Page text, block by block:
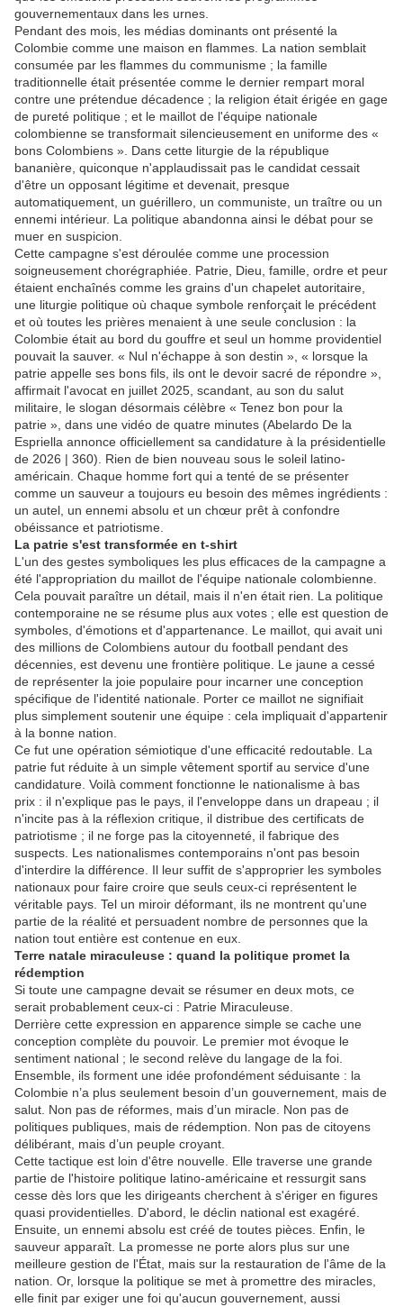
gouvernementaux dans les urnes.
Pendant des mois, les médias dominants ont présenté la
Colombie comme une maison en flammes. La nation semblait
consumée par les flammes du communisme ; la famille
traditionnelle était présentée comme le dernier rempart moral
contre une prétendue décadence ; la religion était érigée en gage
de pureté politique ; et le maillot de l'équipe nationale
colombienne se transformait silencieusement en uniforme des «
bons Colombiens ». Dans cette liturgie de la république
bananière, quiconque n'applaudissait pas le candidat cessait
d'être un opposant légitime et devenait, presque
automatiquement, un guérillero, un communiste, un traître ou un
ennemi intérieur. La politique abandonna ainsi le débat pour se
muer en suspicion.
Cette campagne s'est déroulée comme une procession
soigneusement chorégraphiée. Patrie, Dieu, famille, ordre et peur
étaient enchaînés comme les grains d'un chapelet autoritaire,
une liturgie politique où chaque symbole renforçait le précédent
et où toutes les prières menaient à une seule conclusion : la
Colombie était au bord du gouffre et seul un homme providentiel
pouvait la sauver. « Nul n'échappe à son destin », « lorsque la
patrie appelle ses bons fils, ils ont le devoir sacré de répondre »,
affirmait l'avocat en juillet 2025, scandant, au son du salut
militaire, le slogan désormais célèbre « Tenez bon pour la
patrie », dans une vidéo de quatre minutes (Abelardo De la
Espriella annonce officiellement sa candidature à la présidentielle
de 2026 | 360). Rien de bien nouveau sous le soleil latino-
américain. Chaque homme fort qui a tenté de se présenter
comme un sauveur a toujours eu besoin des mêmes ingrédients :
un autel, un ennemi absolu et un chœur prêt à confondre
obéissance et patriotisme.
La patrie s'est transformée en t-shirt
L'un des gestes symboliques les plus efficaces de la campagne a
été l'appropriation du maillot de l'équipe nationale colombienne.
Cela pouvait paraître un détail, mais il n'en était rien. La politique
contemporaine ne se résume plus aux votes ; elle est question de
symboles, d'émotions et d'appartenance. Le maillot, qui avait uni
des millions de Colombiens autour du football pendant des
décennies, est devenu une frontière politique. Le jaune a cessé
de représenter la joie populaire pour incarner une conception
spécifique de l'identité nationale. Porter ce maillot ne signifiait
plus simplement soutenir une équipe : cela impliquait d'appartenir
à la bonne nation.
Ce fut une opération sémiotique d'une efficacité redoutable. La
patrie fut réduite à un simple vêtement sportif au service d'une
candidature. Voilà comment fonctionne le nationalisme à bas
prix : il n'explique pas le pays, il l'enveloppe dans un drapeau ; il
n'incite pas à la réflexion critique, il distribue des certificats de
patriotisme ; il ne forge pas la citoyenneté, il fabrique des
suspects. Les nationalismes contemporains n'ont pas besoin
d'interdire la différence. Il leur suffit de s'approprier les symboles
nationaux pour faire croire que seuls ceux-ci représentent le
véritable pays. Tel un miroir déformant, ils ne montrent qu'une
partie de la réalité et persuadent nombre de personnes que la
nation tout entière est contenue en eux.
Terre natale miraculeuse : quand la politique promet la
rédemption
Si toute une campagne devait se résumer en deux mots, ce
serait probablement ceux-ci : Patrie Miraculeuse.
Derrière cette expression en apparence simple se cache une
conception complète du pouvoir. Le premier mot évoque le
sentiment national ; le second relève du langage de la foi.
Ensemble, ils forment une idée profondément séduisante : la
Colombie n’a plus seulement besoin d’un gouvernement, mais de
salut. Non pas de réformes, mais d’un miracle. Non pas de
politiques publiques, mais de rédemption. Non pas de citoyens
délibérant, mais d’un peuple croyant.
Cette tactique est loin d'être nouvelle. Elle traverse une grande
partie de l'histoire politique latino-américaine et ressurgit sans
cesse dès lors que les dirigeants cherchent à s'ériger en figures
quasi providentielles. D'abord, le déclin national est exagéré.
Ensuite, un ennemi absolu est créé de toutes pièces. Enfin, le
sauveur apparaît. La promesse ne porte alors plus sur une
meilleure gestion de l'État, mais sur la restauration de l'âme de la
nation. Or, lorsque la politique se met à promettre des miracles,
elle finit par exiger une foi qu'aucun gouvernement, aussi